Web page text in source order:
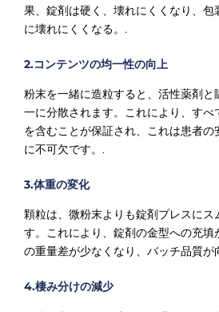
果、錠剤は硬く、壊れにくくなり、包
に壊れにくくなる。.
2.コンテンツの均一性の向上
粉末を一緒に造粒すると、活性薬剤と
一に分散されます。これにより、す
を含むことが保証され、これは患者の
に不可欠です。.
3.体重の変化
顆粒は、微粉末よりも錠剤プレスにス
す。これにより、錠剤の金型への充填
の重量差が少なくなり、バッチ品質が
4.棲み分けの減少